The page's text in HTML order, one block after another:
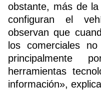
obstante, más de
configuran el
observan que
los comerciales
principalmente
herramientas
información»,